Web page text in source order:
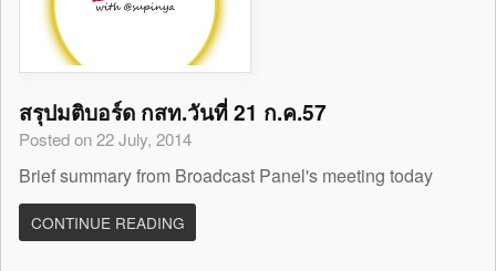
สรุปมติบอร์ด กสท.วันที่ 21 ก.ค.57
Posted on 22 July, 2014
Brief summary from Broadcast Panel's meeting today
CONTINUE READING